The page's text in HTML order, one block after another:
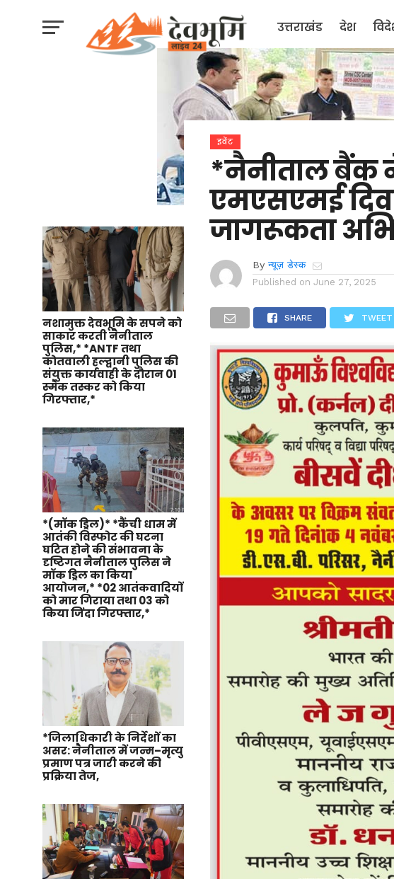
उत्तराखंड देश
नशामुक्त देवभूमि के सपने को
साकार करती नैनीताल
पुलिस,* *ANTF तथा
कोतवाली हल्द्वानी पुलिस की
संयुक्त कार्यवाही के दौरान 01
स्मैक तस्कर को किया
गिरफ्तार,*
*(मॉक ड्रिल)* *कैंची धाम में
आतंकी विस्फोट की घटना
घटित होने की संभावना के
दृष्टिगत नैनीताल पुलिस ने
मॉक ड्रिल का किया
आयोजन,* *02 आतंकवादियों
को मार गिराया तथा 03 को
किया जिंदा गिरफ्तार,*
*जिलाधिकारी के निर्देशों का
असर: नैनीताल में जन्म–मृत्यु
प्रमाण पत्र जारी करने की
प्रक्रिया तेज,
इवेंट
*नैनीताल बैंक
एमएसएमई
जागरूकता
By न्यूज़ डेस्क
Published on June 27, 2025
SHARE TWEET